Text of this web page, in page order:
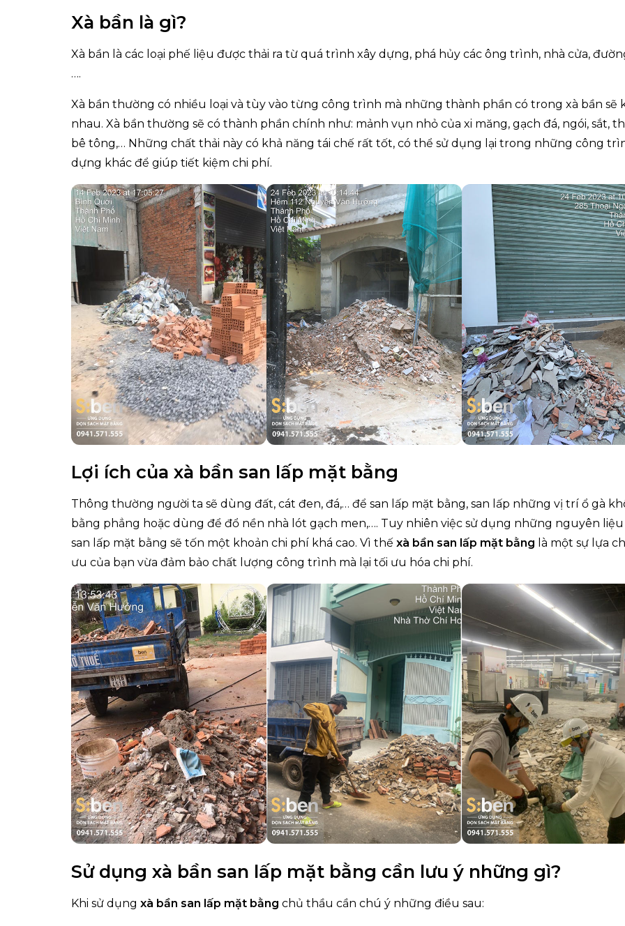
Xà bần là gì?
Xà bần là các loại phế liệu được thải ra từ quá trình xây dựng, phá hủy các ông trình, nhà cửa,
….
Xà bần thường có nhiều loại và tùy vào từng công trình mà những thành phần có trong xà bần sẽ
nhau. Xà bần thường sẽ có thành phần chính như: mảnh vụn nhỏ của xi măng, gạch đá, ngói, sắt,
bê tông,… Những chất thải này có khả năng tái chế rất tốt, có thể sử dụng lại trong những công
dựng khác để giúp tiết kiệm chi phí.
Lợi ích của xà bần san lấp mặt bằng
Thông thường người ta sẽ dùng đất, cát đen, đá,… để san lấp mặt bằng, san lấp những vị trí ổ gà
bằng phẳng hoặc dùng để đổ nền nhà lót gạch men,…. Tuy nhiên việc sử dụng những nguyên
san lấp mặt bằng sẽ tốn một khoản chi phí khá cao. Vì thế xà bần san lấp mặt bằng là một sự lựa
ưu của bạn vừa đảm bảo chất lượng công trình mà lại tối ưu hóa chi phí.
Sử dụng xà bần san lấp mặt bằng cần lưu ý những gì?
Khi sử dụng xà bần san lấp mặt bằng chủ thầu cần chú ý những điều sau: